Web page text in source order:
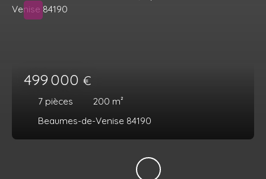
499 000 €
7 pièces 200 m²
Beaumes-de-Venise 84190